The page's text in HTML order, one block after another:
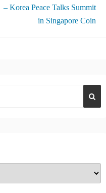
– Korea Peace Talks Summit
in Singapore Coin